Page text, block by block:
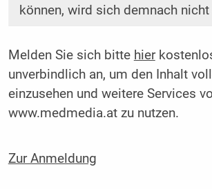
können, wird sich demnach
Melden Sie sich bitte hier
unverbindlich an, um den Inhalt
einzusehen und weitere Services
www.medmedia.at zu nutzen.
Zur Anmeldung